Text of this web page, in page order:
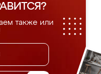
также или